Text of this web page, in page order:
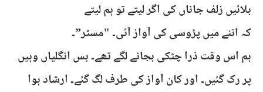
بلائیں زلف جاناں کی اگر لیتے تو ہم لیتے
کہ اتنے میں پڑوسی کی آواز آئی۔ "مسٹر”۔
ہم اس وقت ذرا چٹکی بجانے لگے تھے۔ بس انگلیاں وہیں
پر رک گئیں۔ اور کان آواز کی طرف لگ گئے۔ ارشاد ہوا